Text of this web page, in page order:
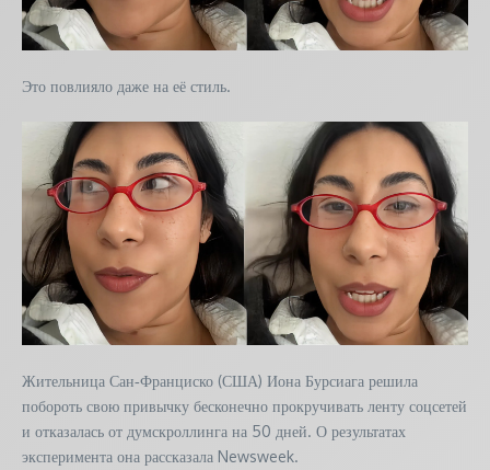
Это повлияло даже на её стиль.
Жительница Сан‑Франциско (США) Иона Бурсиага решила
побороть свою привычку бесконечно прокручивать ленту соцсетей
и отказалась от думскроллинга на 50 дней. О результатах
эксперимента она рассказала Newsweek.